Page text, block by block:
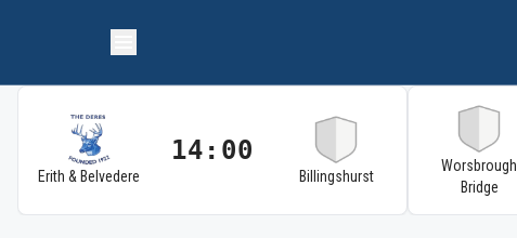
Erith & Belvedere
14:00
Billingshurst
Worsbrough
Bridge